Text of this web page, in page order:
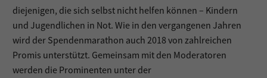
diejenigen, die sich selbst nicht helfen können – Kindern
und Jugendlichen in Not. Wie in den vergangenen Jahren
wird der Spendenmarathon auch 2018 von zahlreichen
Promis unterstützt. Gemeinsam mit den Moderatoren
werden die Prominenten unter der